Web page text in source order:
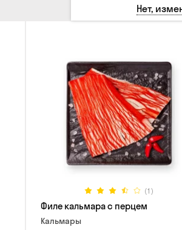
(1)
Филе кальмара с перцем
Кальмары
Нет,